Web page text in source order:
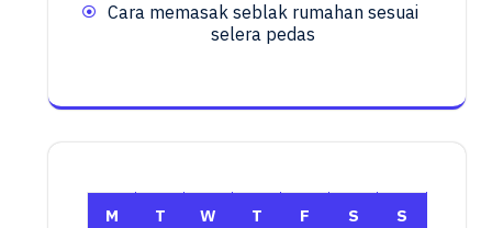
Cara memasak seblak rumahan sesuai
selera pedas
M T W T F S S